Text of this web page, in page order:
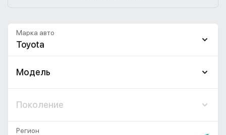
Toyota
Марка авто
Модель
Поколение
Регион